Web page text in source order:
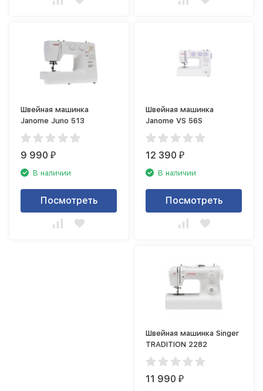
Швейная машинка
Janome Juno 513
9 990₽
В наличии
Посмотреть
Швейная машинка
Janome VS 56S
12 390₽
В наличии
Посмотреть
Швейная машинка Singer
TRADITION 2282
11 990₽